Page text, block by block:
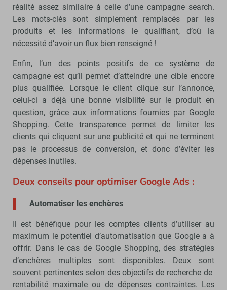
réalité assez similaire à celle d’une campagne search.
Les mots-clés sont simplement remplacés par les
produits et les informations le qualifiant, d’où la
nécessité d’avoir un flux bien renseigné !
Enfin, l’un des points positifs de ce système de
campagne est qu’il permet d’atteindre une cible encore
plus qualifiée. Lorsque le client clique sur l’annonce,
celui-ci a déjà une bonne visibilité sur le produit en
question, grâce aux informations fournies par Google
Shopping. Cette transparence permet de limiter les
clients qui cliquent sur une publicité et qui ne terminent
pas le processus de conversion, et donc d’éviter les
dépenses inutiles.
Deux conseils pour optimiser Google Ads :
Automatiser les enchères
Il est bénéfique pour les comptes clients d’utiliser au
maximum le potentiel d’automatisation que Google a à
offrir. Dans le cas de Google Shopping, des stratégies
d’enchères multiples sont disponibles. Deux sont
souvent pertinentes selon des objectifs de recherche de
rentabilité maximale ou de dépenses contraintes. Les